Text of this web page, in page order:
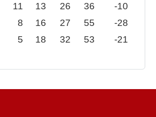
11 13 26 36
-10
8 16 27 55
-28
5 18 32 53 -21